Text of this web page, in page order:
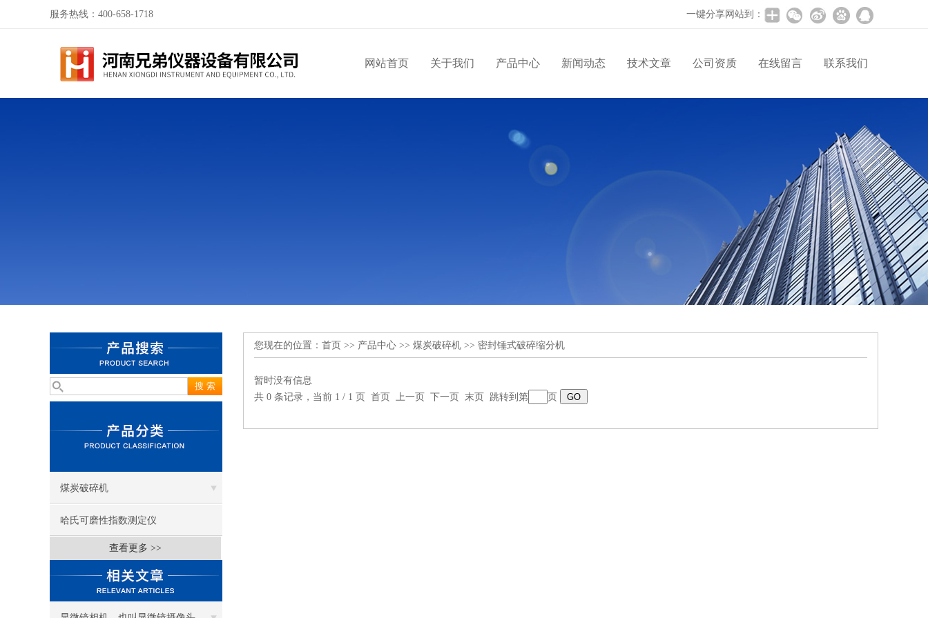
服务热线：400-658-1718 一键分享网站到：
网站首页 关于我们 产品中心 新闻动态 技术文章 公司资质 在线留言 联系我们
煤炭破碎机
哈氏可磨性指数测定仪
查看更多 >>
您现在的位置： 首页 >> 产品中心 >> 煤炭破碎机 >> 密封锤式破碎缩分机
暂时没有信息
共 0 条记录，当前 1 / 1 页 首页 上一页 下一页 末页 跳转到第
页